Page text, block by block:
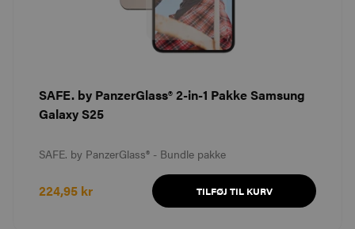
SAFE. by PanzerGlass® 2-in-1 Pakke Samsung
Galaxy S25
SAFE. by PanzerGlass® - Bundle pakke
224,95 kr TILFØJ TIL KURV